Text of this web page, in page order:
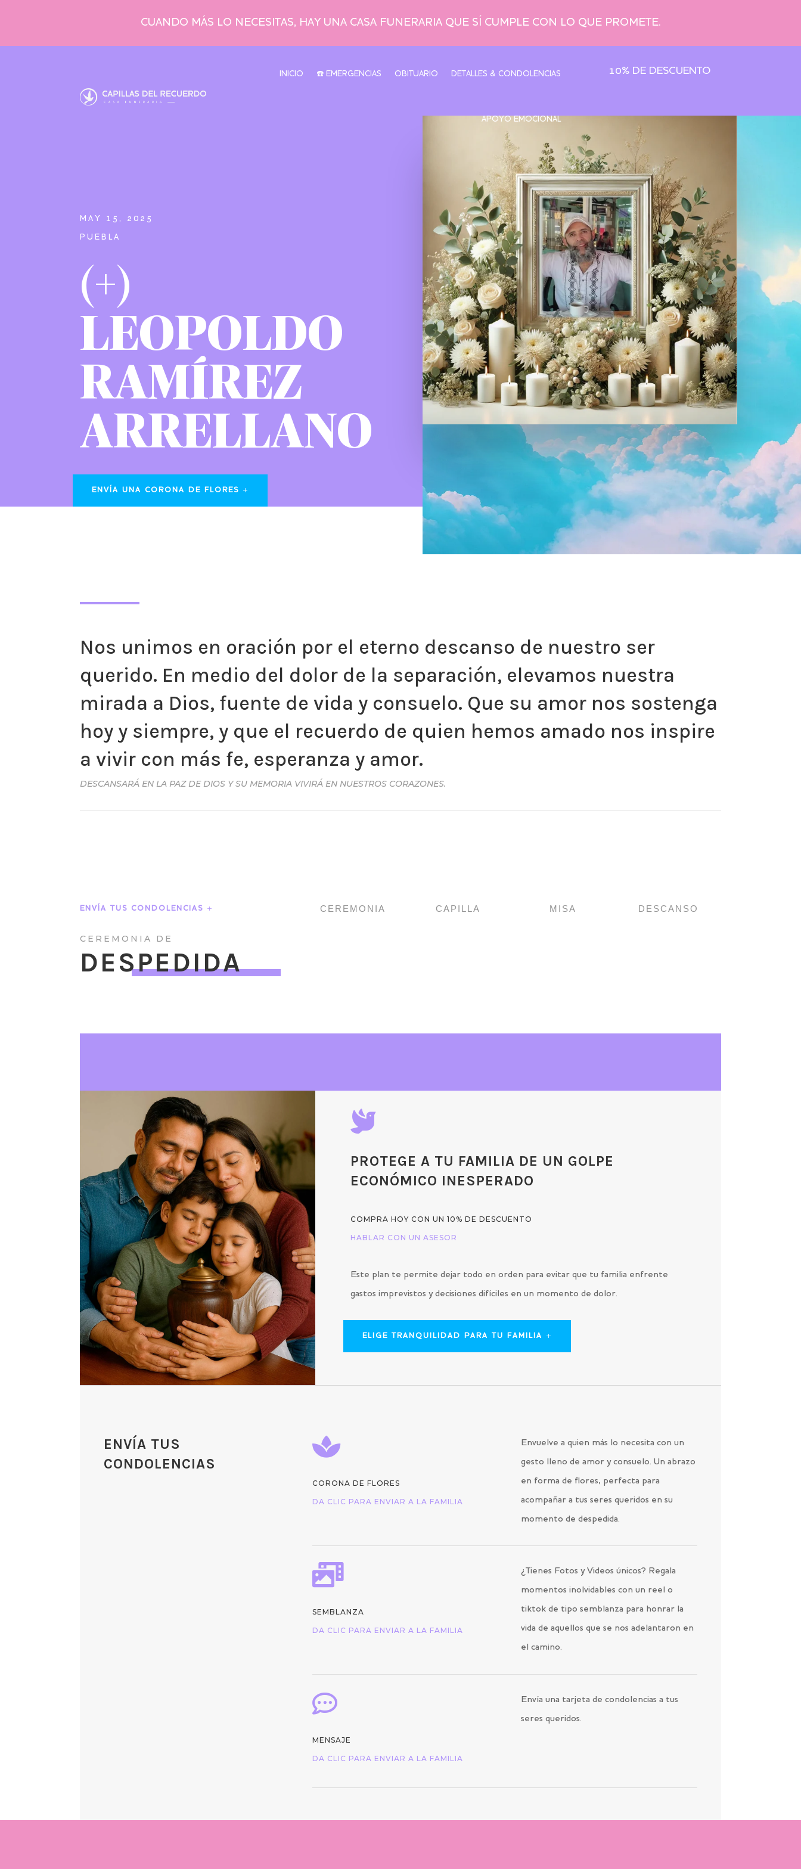
CUANDO MÁS LO NECESITAS, HAY UNA CASA FUNERARIA QUE SÍ CUMPLE CON LO QUE PROMETE.
INICIO ☎️ EMERGENCIAS OBITUARIO DETALLES & CONDOLENCIAS
APOYO EMOCIONAL
10% DE DESCUENTO
MAY 15, 2025
PUEBLA
(+)
LEOPOLDO
RAMÍREZ
ARRELLANO
ENVÍA UNA CORONA DE FLORES
Nos unimos en oración por el eterno descanso de nuestro ser
querido. En medio del dolor de la separación, elevamos nuestra
mirada a Dios, fuente de vida y consuelo. Que su amor nos sostenga
hoy y siempre, y que el recuerdo de quien hemos amado nos inspire
a vivir con más fe, esperanza y amor.
DESCANSARÁ EN LA PAZ DE DIOS Y SU MEMORIA VIVIRÁ EN NUESTROS CORAZONES.
ENVÍA TUS CONDOLENCIAS
CEREMONIA DE
DESPEDIDA
CEREMONIA CAPILLA MISA DESCANSO

PROTEGE A TU FAMILIA DE UN GOLPE
ECONÓMICO INESPERADO
COMPRA HOY CON UN 10% DE DESCUENTO
HABLAR CON UN ASESOR
Este plan te permite dejar todo en orden para evitar que tu familia enfrente
gastos imprevistos y decisiones difíciles en un momento de dolor.
ELIGE TRANQUILIDAD PARA TU FAMILIA
ENVÍA TUS
CONDOLENCIAS

CORONA DE FLORES
DA CLIC PARA ENVIAR A LA FAMILIA
Envuelve a quien más lo necesita con un
gesto lleno de amor y consuelo. Un abrazo
en forma de flores, perfecta para
acompañar a tus seres queridos en su
momento de despedida.

SEMBLANZA
DA CLIC PARA ENVIAR A LA FAMILIA
¿Tienes Fotos y Videos únicos? Regala
momentos inolvidables con un reel o
tiktok de tipo semblanza para honrar la
vida de aquellos que se nos adelantaron en
el camino.

MENSAJE
DA CLIC PARA ENVIAR A LA FAMILIA
Envía una tarjeta de condolencias a tus
seres queridos.